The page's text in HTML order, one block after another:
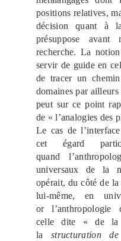
positions relatives,
décision quant à
présuppose avant
recherche. La
servir de guide en
de tracer un
domaines par
peut sur ce point
de « l’analogies des
Le cas de
cet égard
quand
universaux de la
opérait, du côté de
lui-même, en
or l’anthropologie
celle dite « de la
lastructuration